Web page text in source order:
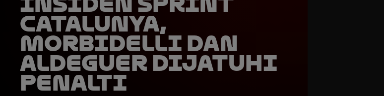
Catalunya,
Morbidelli dan
Aldeguer Dijatuhi
Penalti